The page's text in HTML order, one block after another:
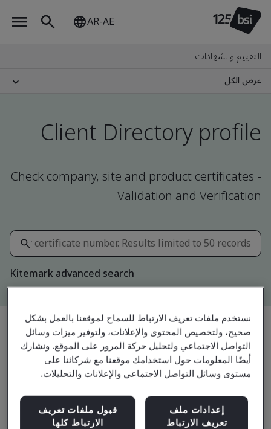
AR-AE
التقييم والشهادات
عرض الكل
Client Directory profile
Check company, site and product certificates -
Validation and Verification
Kitemark advanced search
مشاركة: ترقية
Hoeganaes Corporation
نستخدم ملفات تعريف الارتباط للسماح لموقعنا بالعمل بشكل
صحيح، ولتخصيص المحتوى والإعلانات، ولتوفير ميزات وسائل
التواصل الاجتماعي ولتحليل حركة المرور على الموقع. ونشارك
أيضًا المعلومات حول استخدامك موقعنا مع شركائنا على
مستوى وسائل التواصل الاجتماعي والإعلانات والتحليلات.
إعدادات ملف
تعريف الارتباط
قبول ملفات تعريف
الارتباط كلها